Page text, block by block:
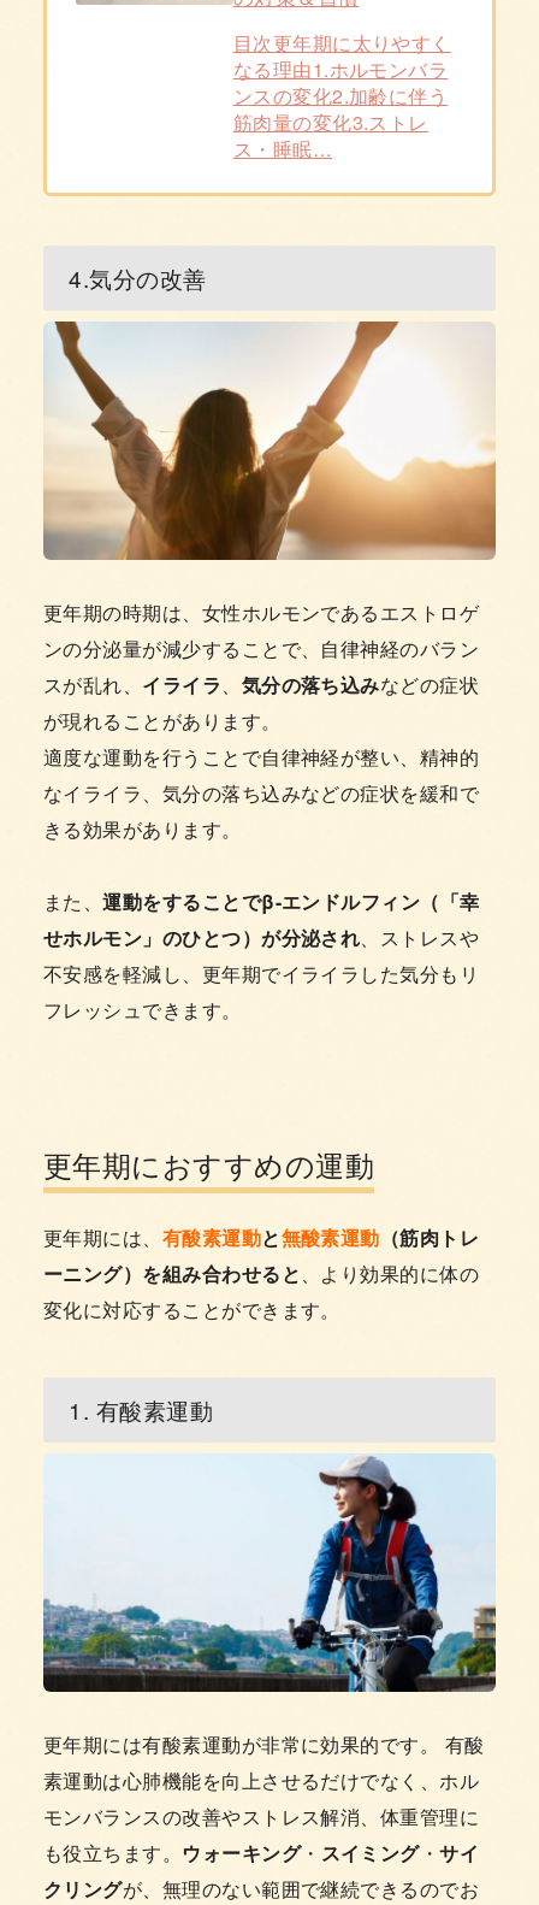
目次更年期に太りやすく
なる理由1.ホルモンバラ
ンスの変化2.加齢に伴う
筋肉量の変化3.ストレ
ス・睡眠…
4.気分の改善
更年期の時期は、女性ホルモンであるエストロゲ
ンの分泌量が減少することで、自律神経のバラン
スが乱れ、 イライラ、 気分の落ち込みなどの症状
が現れることがあります。
適度な運動を行うことで自律神経が整い、精神的
なイライラ、気分の落ち込みなどの症状を緩和で
きる効果があります。
また、運動をすることでβ-エンドルフィン（「幸
せホルモン」のひとつ）が分泌され、ストレスや
不安感を軽減し、更年期でイライラした気分もリ
フレッシュできます。
更年期におすすめの運動
更年期には、 有酸素運動と無酸素運動 （筋肉トレ
ーニング）を組み合わせると 、より効果的に体の
変化に対応することができます。
1. 有酸素運動
更年期には有酸素運動が非常に効果的です。 有酸
素運動は心肺機能を向上させるだけでなく、ホル
モンバランスの改善やストレス解消、体重管理に
も役立ちます。 ウォーキング・ スイミング・サイ
クリングが、無理のない範囲で継続できるのでお